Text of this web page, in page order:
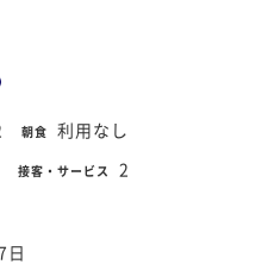
朝食 利用なし
接客・サービス 2
日